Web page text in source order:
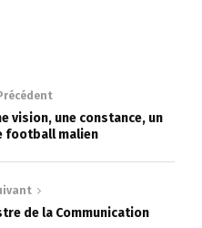
vision, une constance, un
football malien
de la Communication